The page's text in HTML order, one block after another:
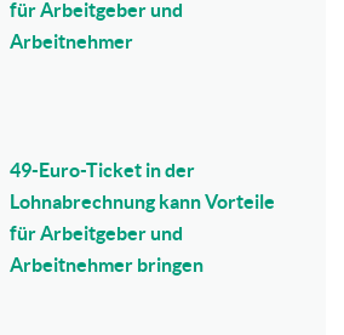
für Arbeitgeber und
Arbeitnehmer
49-Euro-Ticket in der
Lohnabrechnung kann Vorteile
für Arbeitgeber und
Arbeitnehmer bringen